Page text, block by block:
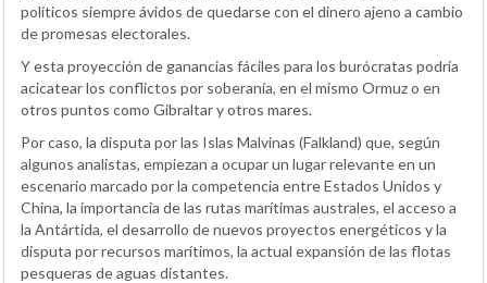
políticos siempre ávidos de quedarse con el dinero ajeno a cambio
de promesas electorales.
Y esta proyección de ganancias fáciles para los burócratas podría
acicatear los conflictos por soberanía, en el mismo Ormuz o en
otros puntos como Gibraltar y otros mares.
Por caso, la disputa por las Islas Malvinas (Falkland) que, según
algunos analistas, empiezan a ocupar un lugar relevante en un
escenario marcado por la competencia entre Estados Unidos y
China, la importancia de las rutas marítimas australes, el acceso a
la Antártida, el desarrollo de nuevos proyectos energéticos y la
disputa por recursos marítimos, la actual expansión de las flotas
pesqueras de aguas distantes.